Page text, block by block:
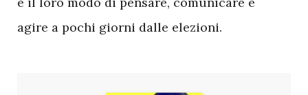
agire a pochi giorni dalle elezioni.